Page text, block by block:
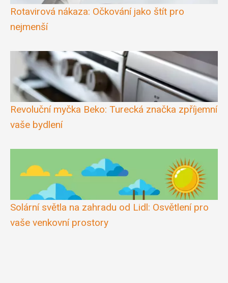
Rotavirová nákaza: Očkování jako štít pro
nejmenší
Revoluční myčka Beko: Turecká značka zpříjemní
vaše bydlení
Solární světla na zahradu od Lidl: Osvětlení pro
vaše venkovní prostory